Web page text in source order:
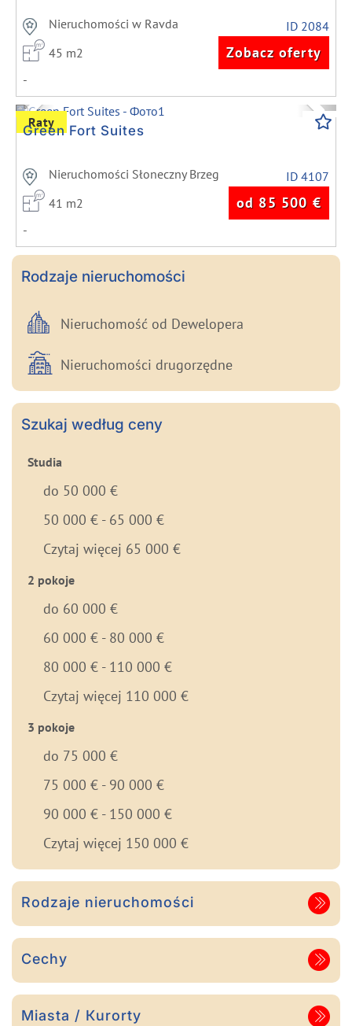
Nieruchomości w Ravda
ID 2084
45 m2
Zobacz oferty
-
Previous Next
Raty
Green Fort Suites
Nieruchomości Słoneczny Brzeg
ID 4107
41 m2
od 85 500 €
-
Rodzaje nieruchomości
Nieruchomość od Dewelopera
Nieruchomości drugorzędne
Szukaj według ceny
Studia
do 50 000 €
50 000 € - 65 000 €
Czytaj więcej 65 000 €
2 pokoje
do 60 000 €
60 000 € - 80 000 €
80 000 € - 110 000 €
Czytaj więcej 110 000 €
3 pokoje
do 75 000 €
75 000 € - 90 000 €
90 000 € - 150 000 €
Czytaj więcej 150 000 €
Rodzaje nieruchomości
Cechy
Miasta / Кurorty